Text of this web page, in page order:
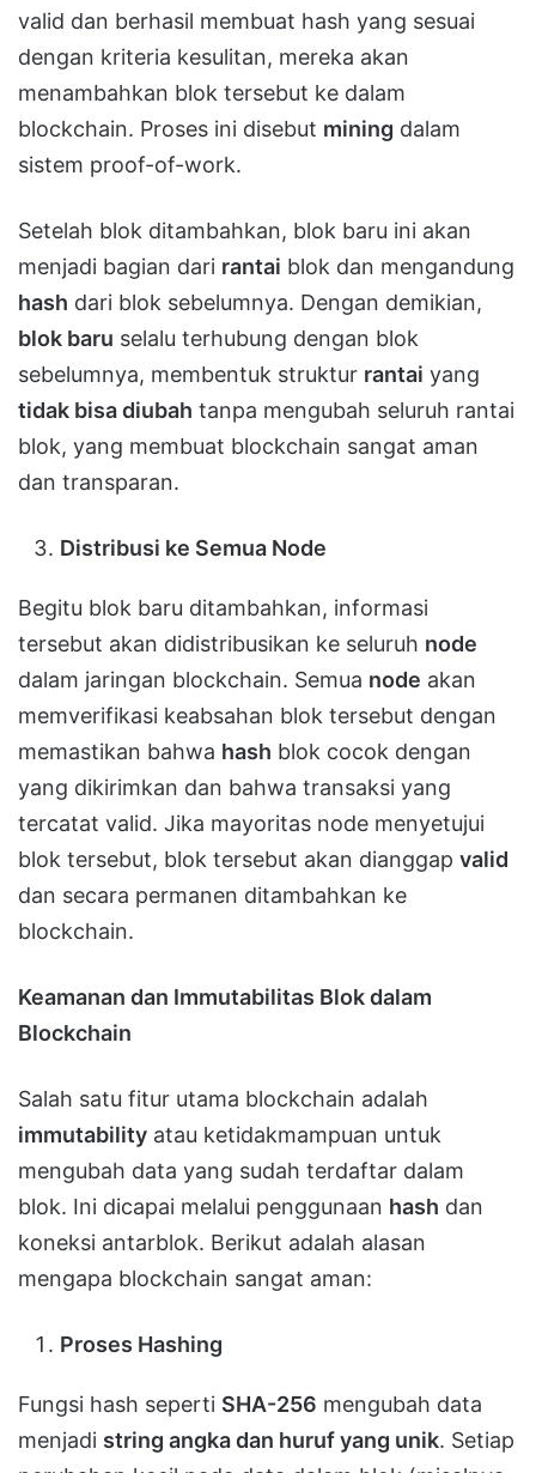
valid dan berhasil membuat hash yang sesuai
dengan kriteria kesulitan, mereka akan
menambahkan blok tersebut ke dalam
blockchain. Proses ini disebut mining dalam
sistem proof-of-work.
Setelah blok ditambahkan, blok baru ini akan
menjadi bagian dari rantai blok dan mengandung
hash dari blok sebelumnya. Dengan demikian,
blok baru selalu terhubung dengan blok
sebelumnya, membentuk struktur rantai yang
tidak bisa diubah tanpa mengubah seluruh rantai
blok, yang membuat blockchain sangat aman
dan transparan.
Distribusi ke Semua Node
Begitu blok baru ditambahkan, informasi
tersebut akan didistribusikan ke seluruh node
dalam jaringan blockchain. Semua node akan
memverifikasi keabsahan blok tersebut dengan
memastikan bahwa hash blok cocok dengan
yang dikirimkan dan bahwa transaksi yang
tercatat valid. Jika mayoritas node menyetujui
blok tersebut, blok tersebut akan dianggap valid
dan secara permanen ditambahkan ke
blockchain.
Keamanan dan Immutabilitas Blok dalam
Blockchain
Salah satu fitur utama blockchain adalah
immutability atau ketidakmampuan untuk
mengubah data yang sudah terdaftar dalam
blok. Ini dicapai melalui penggunaan hash dan
koneksi antarblok. Berikut adalah alasan
mengapa blockchain sangat aman:
Proses Hashing
Fungsi hash seperti SHA-256 mengubah data
menjadi string angka dan huruf yang unik. Setiap